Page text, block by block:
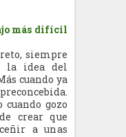
más difícil
siempre
la idea del
cuando ya
gozo
crear que
a unas